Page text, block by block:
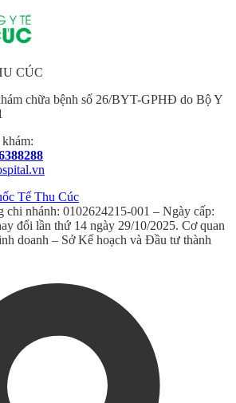
CÚC
chữa bệnh số 26/BYT-GPHĐ do Bộ Y
Tế Thu Cúc
nhánh: 0102624215-001 – Ngày cấp:
đổi lần thứ 14 ngày 29/10/2025. Cơ quan
doanh – Sở Kế hoạch và Đầu tư thành